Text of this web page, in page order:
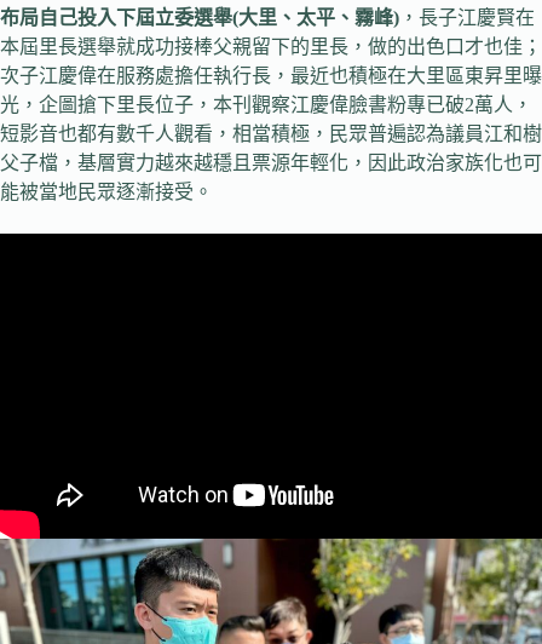
布局自己投入下屆立委選舉(大里、太平、霧峰) ，長子江慶賢在
本屆里長選舉就成功接棒父親留下的里長，做的出色口才也佳；
次子江慶偉在服務處擔任執行長，最近也積極在大里區東昇里曝
光，企圖搶下里長位子，本刊觀察江慶偉臉書粉專已破2萬人，
短影音也都有數千人觀看，相當積極，民眾普遍認為議員江和樹
父子檔，基層實力越來越穩且票源年輕化，因此政治家族化也可
能被當地民眾逐漸接受。